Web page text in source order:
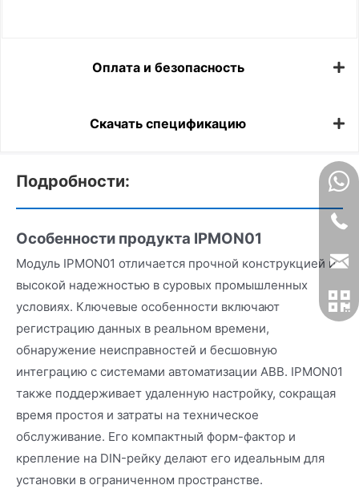
Оплата и безопасность
Скачать спецификацию
Подробности:
Особенности продукта IPMON01
Модуль IPMON01 отличается прочной конструкцией и
высокой надежностью в суровых промышленных
условиях. Ключевые особенности включают
регистрацию данных в реальном времени,
обнаружение неисправностей и бесшовную
интеграцию с системами автоматизации ABB. IPMON01
также поддерживает удаленную настройку, сокращая
время простоя и затраты на техническое
обслуживание. Его компактный форм-фактор и
крепление на DIN-рейку делают его идеальным для
установки в ограниченном пространстве.